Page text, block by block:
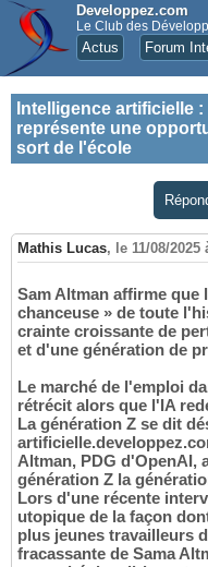
Developpez.com
Le Club des
Actus Forum
Intelligence artificielle :
représente une
sort de l'école
Mathis Lucas, le 11/08/2025
Sam Altman affirme que
chanceuse » de toute
crainte croissante de
et d'une génération de
Le marché de l'emploi
rétrécit alors que l'IA
La génération Z se dit
Altman, PDG d'OpenAI,
génération Z la
Lors d'une récente
utopique de la façon
plus jeunes travailleurs
fracassante de Sama